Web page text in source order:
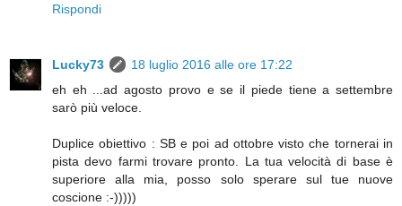
Rispondi
Lucky73
18 luglio 2016 alle ore 17:22
eh eh ...ad agosto provo e se il piede tiene a settembre
sarò più veloce.
Duplice obiettivo : SB e poi ad ottobre visto che tornerai in
pista devo farmi trovare pronto. La tua velocità di base è
superiore alla mia, posso solo sperare sul tue nuove
coscione :-)))))